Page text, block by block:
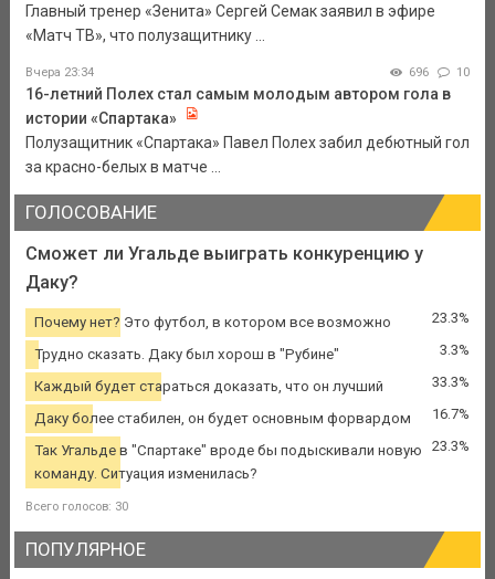
Главный тренер «Зенита» Сергей Семак заявил в эфире
«Матч ТВ», что полузащитнику ...
Вчера 23:34 696 10
16-летний Полех стал самым молодым автором гола в
истории «Спартака»
Полузащитник «Спартака» Павел Полех забил дебютный гол
за красно-белых в матче ...
ГОЛОСОВАНИЕ
Сможет ли Угальде выиграть конкуренцию у
Даку?
Почему нет? Это футбол, в котором все возможно 23.3%
Трудно сказать. Даку был хорош в "Рубине" 3.3%
Каждый будет стараться доказать, что он лучший 33.3%
Даку более стабилен, он будет основным форвардом 16.7%
Так Угальде в "Спартаке" вроде бы подыскивали новую
команду. Ситуация изменилась?
23.3%
Всего голосов: 30
ПОПУЛЯРНОЕ